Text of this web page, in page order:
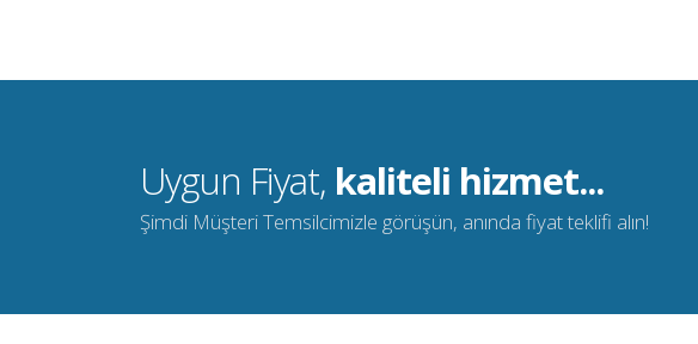
Uygun Fiyat, kaliteli hizmet...
Şimdi Müşteri Temsilcimizle görüşün, anında fiyat teklifi alın!